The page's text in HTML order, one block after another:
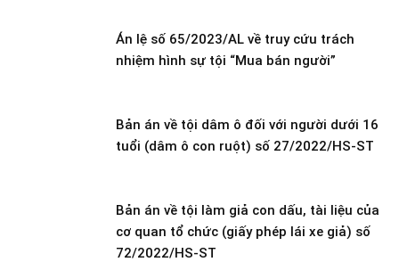
Án lệ số 65/2023/AL về truy cứu trách
nhiệm hình sự tội “Mua bán người”
Bản án về tội dâm ô đối với người dưới 16
tuổi (dâm ô con ruột) số 27/2022/HS-ST
Bản án về tội làm giả con dấu, tài liệu của
cơ quan tổ chức (giấy phép lái xe giả) số
72/2022/HS-ST